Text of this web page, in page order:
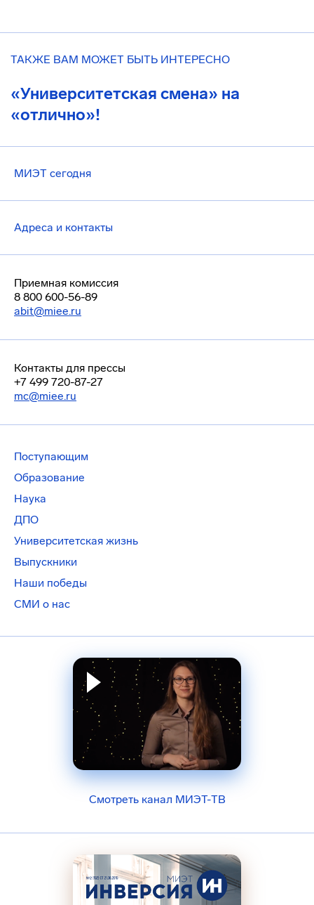
ТАКЖЕ ВАМ МОЖЕТ БЫТЬ ИНТЕРЕСНО
«Университетская смена» на
«отлично»!
МИЭТ сегодня
Адреса и контакты
Приемная комиссия
8 800 600-56-89
abit@miee.ru
Контакты для прессы
+7 499 720-87-27
mc@miee.ru
Поступающим
Образование
Наука
ДПО
Университетская жизнь
Выпускники
Наши победы
СМИ о нас
Смотреть канал МИЭТ-ТВ